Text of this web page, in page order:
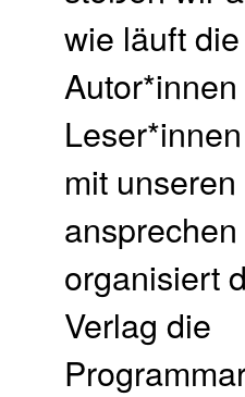
wie läuft
mit
organisiert
Verlag die